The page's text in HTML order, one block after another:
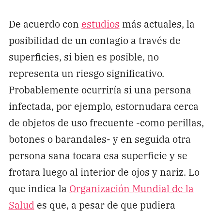
De acuerdo con estudios más actuales, la
posibilidad de un contagio a través de
superficies, si bien es posible, no
representa un riesgo significativo.
Probablemente ocurriría si una persona
infectada, por ejemplo, estornudara cerca
de objetos de uso frecuente -como perillas,
botones o barandales- y en seguida otra
persona sana tocara esa superficie y se
frotara luego al interior de ojos y nariz. Lo
que indica la Organización Mundial de la
Salud es que, a pesar de que pudiera